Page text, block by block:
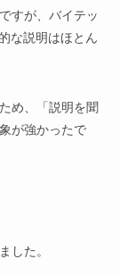
すが、バイテッ
な説明はほとん
め、「説明を聞
が強かったで
した。